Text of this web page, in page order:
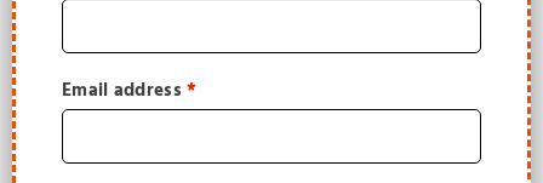
Email address*